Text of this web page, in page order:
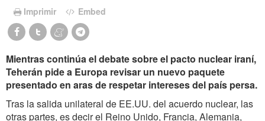
Imprimir Embed
Mientras continúa el debate sobre el pacto nuclear iraní,
Teherán pide a Europa revisar un nuevo paquete
presentado en aras de respetar intereses del país persa.
Tras la salida unilateral de EE.UU. del acuerdo nuclear, las
otras partes, es decir el Reino Unido, Francia, Alemania,